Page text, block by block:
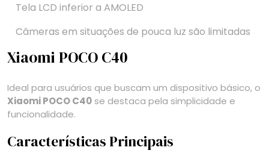
Tela LCD inferior a AMOLED
Câmeras em situações de pouca luz são limitadas
Xiaomi POCO C40
Ideal para usuários que buscam um dispositivo básico, o
Xiaomi POCO C40 se destaca pela simplicidade e
funcionalidade.
Características Principais